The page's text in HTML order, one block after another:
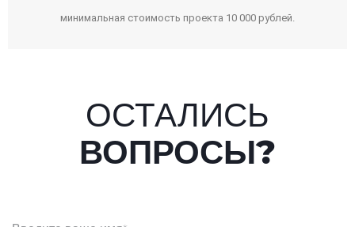
минимальная стоимость проекта 10 000 рублей.
ОСТАЛИСЬ
ВОПРОСЫ?